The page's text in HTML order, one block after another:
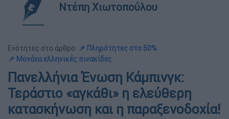
Ντέπη Χιωτοπούλου
Ενότητες στο άρθρο: 📌 Πληρότητες στο 50%
📌 Μονάχα ελληνικές πινακίδες
Πανελλήνια Ένωση Κάμπινγκ:
Τεράστιο «αγκάθι» η ελεύθερη
κατασκήνωση και η παραξενοδοχία!